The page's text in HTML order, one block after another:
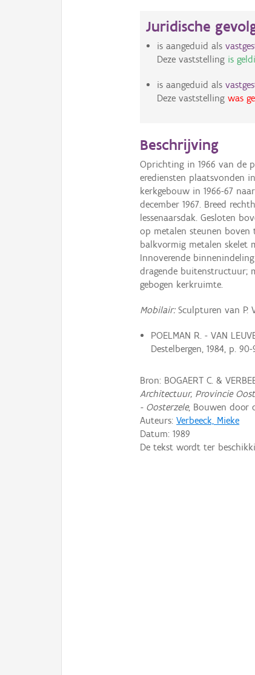
Juridische
is aangeduid als
Deze vaststelling is
is aangeduid als
Deze vaststelling was
Beschrijving
Oprichting in 1966 van de
erediensten plaatsvonden
kerkgebouw in 1966-67
december 1967. Breed
lessenaarsdak. Gesloten
op metalen steunen boven
balkvormig metalen skelet
Innoverende
dragende buitenstructuur;
gebogen kerkruimte.
Mobilair:Sculpturen van P.
POELMAN R. - VAN
Destelbergen, 1984, p. 90-
Bron: BOGAERT C. &
Architectuur, Provincie
- Oosterzele, Bouwen door
Auteurs:Verbeeck, Mieke
Datum:1989
De tekst wordt ter